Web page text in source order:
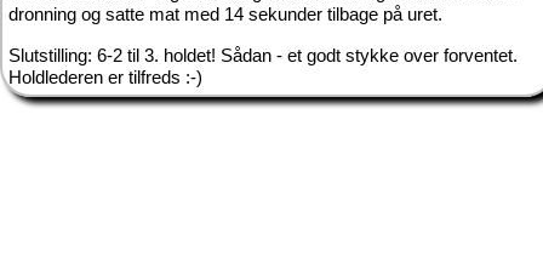
dronning og satte mat med 14 sekunder tilbage på uret.
Slutstilling: 6-2 til 3. holdet! Sådan - et godt stykke over forventet.
Holdlederen er tilfreds :-)